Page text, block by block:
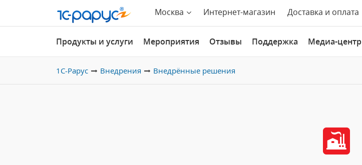
Москва Интернет-магазин Доставка и оплата
Продукты и услуги Мероприятия Отзывы Поддержка Медиа-центр
1С-Рарус Внедрения Внедрённые решения